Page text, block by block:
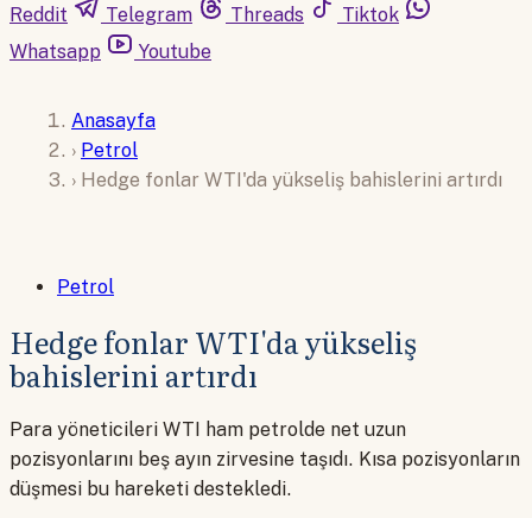
Reddit
Telegram Threads
Tiktok
Whatsapp
Youtube
Anasayfa
› Petrol
› Hedge fonlar WTI'da yükseliş bahislerini artırdı
Petrol
Hedge fonlar WTI'da yükseliş
bahislerini artırdı
Para yöneticileri WTI ham petrolde net uzun
pozisyonlarını beş ayın zirvesine taşıdı. Kısa pozisyonların
düşmesi bu hareketi destekledi.